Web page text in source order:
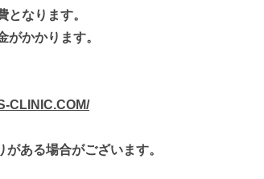
なります。
かかります。
CLINIC.COM/
ある場合がございます。